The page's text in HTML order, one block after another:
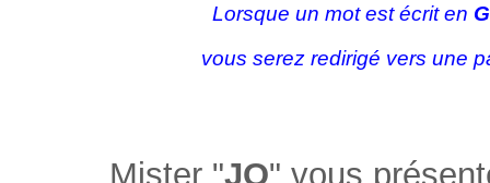
Lorsque un mot est écrit en
vous serez redirigé vers une
Mister "JO" vous